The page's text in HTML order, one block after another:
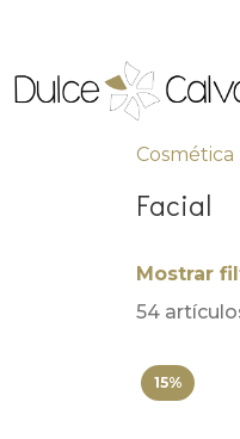
Cosmética
Facial
Mostrar
54
15%